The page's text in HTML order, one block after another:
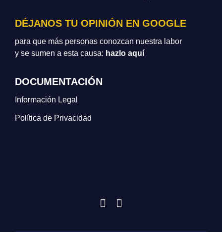
DÉJANOS TU OPINIÓN EN GOOGLE
para que más personas conozcan nuestra labor
y se sumen a esta causa: hazlo aquí
DOCUMENTACIÓN
Información Legal
Política de Privacidad
Encuéntranos en:
InstagramYouTube